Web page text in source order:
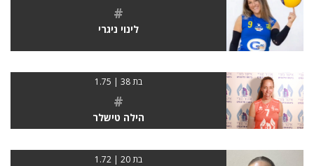
#
לינוי ניגרי
בת 38 | 1.75
#
הילה טישלר
בת 20 | 1.72